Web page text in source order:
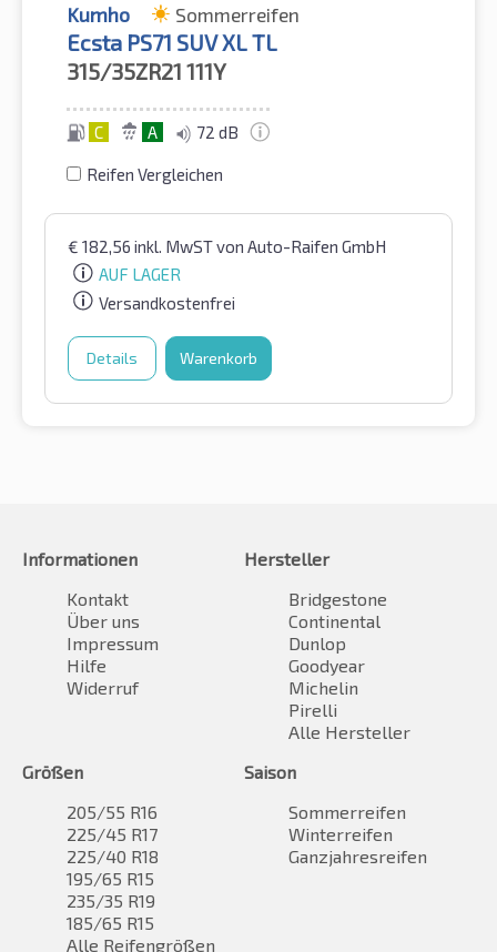
Kumho Sommerreifen
Ecsta PS71 SUV XL TL
315/35ZR21 111Y
C A 72 dB
Reifen Vergleichen
€ 182,56 inkl. MwSTvon Auto-Raifen GmbH
AUF LAGER
Versandkostenfrei
Details Warenkorb
Informationen
Kontakt
Über uns
Impressum
Hilfe
Widerruf
Hersteller
Bridgestone
Continental
Dunlop
Goodyear
Michelin
Pirelli
Alle Hersteller
Größen
205/55 R16
225/45 R17
225/40 R18
195/65 R15
235/35 R19
185/65 R15
Alle Reifengrößen
Saison
Sommerreifen
Winterreifen
Ganzjahresreifen